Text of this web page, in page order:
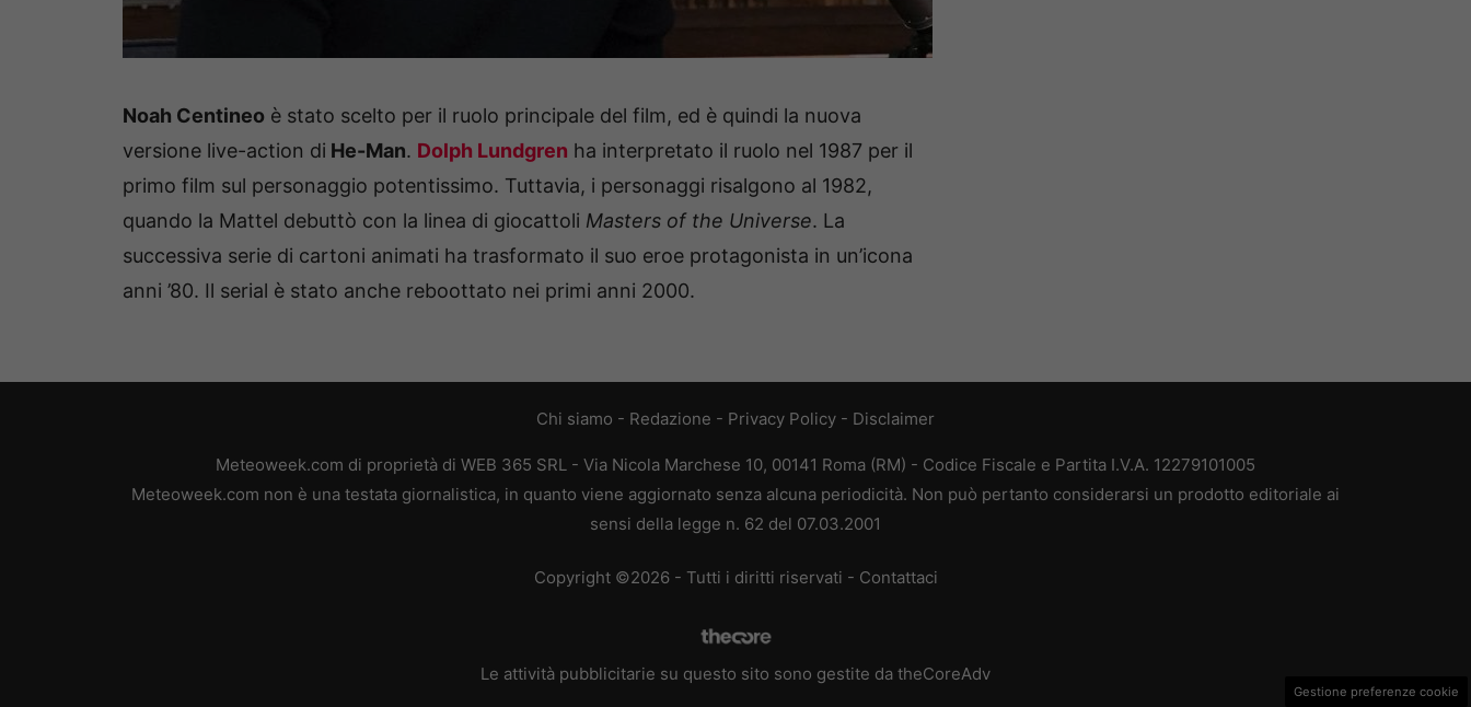
Noah Centineo è stato scelto per il ruolo principale del film, ed è quindi la nuova
versione live-action di He-Man. Dolph Lundgren ha interpretato il ruolo nel 1987 per il
primo film sul personaggio potentissimo. Tuttavia, i personaggi risalgono al 1982,
quando la Mattel debuttò con la linea di giocattoli Masters of the Universe. La
successiva serie di cartoni animati ha trasformato il suo eroe protagonista in un’icona
anni ’80. Il serial è stato anche reboottato nei primi anni 2000.
Chi siamo - Redazione - Privacy Policy - Disclaimer
Meteoweek.com di proprietà di WEB 365 SRL - Via Nicola Marchese 10, 00141 Roma (RM) - Codice Fiscale e Partita I.V.A. 12279101005
Meteoweek.com non è una testata giornalistica, in quanto viene aggiornato senza alcuna periodicità. Non può pertanto considerarsi un prodotto editoriale ai
sensi della legge n. 62 del 07.03.2001
Copyright ©2026 - Tutti i diritti riservati - Contattaci
Le attività pubblicitarie su questo sito sono gestite da theCoreAdv
Gestione preferenze cookie